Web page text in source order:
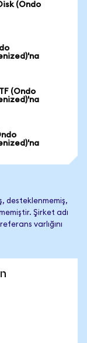
(Ondo
(Ondo
desteklenmemiş,
Şirket adı
varlığını